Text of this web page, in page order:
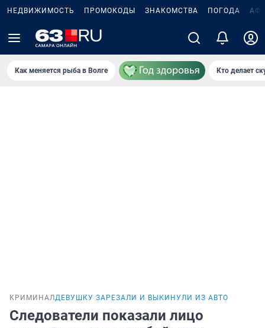
НЕДВИЖИМОСТЬ ПРОМОКОДЫ ЗНАКОМСТВА ПОГОДА
Как меняется рыба в Волге Кто делает
КРИМИНАЛДЕВУШКУ ЗАРЕЗАЛИ И ВЫКИНУЛИ ИЗ АВТО
Следователи показали лицо